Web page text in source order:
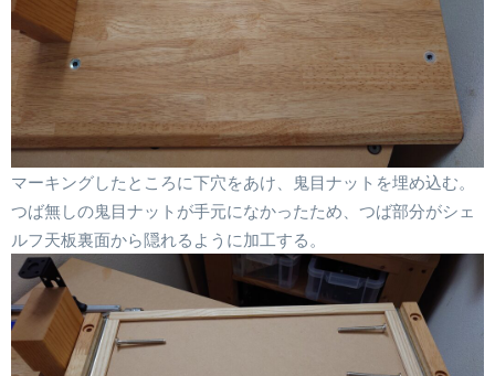
マーキングしたところに下穴をあけ、鬼目ナットを埋め込む。
つば無しの鬼目ナットが手元になかったため、つば部分がシェ
ルフ天板裏面から隠れるように加工する。